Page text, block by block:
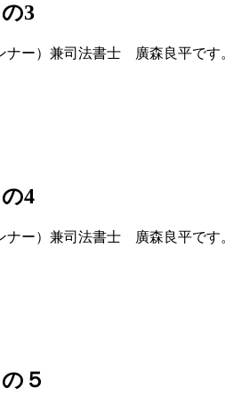
3
ー）兼司法書士 廣森良平で
4
ー）兼司法書士 廣森良平で
５